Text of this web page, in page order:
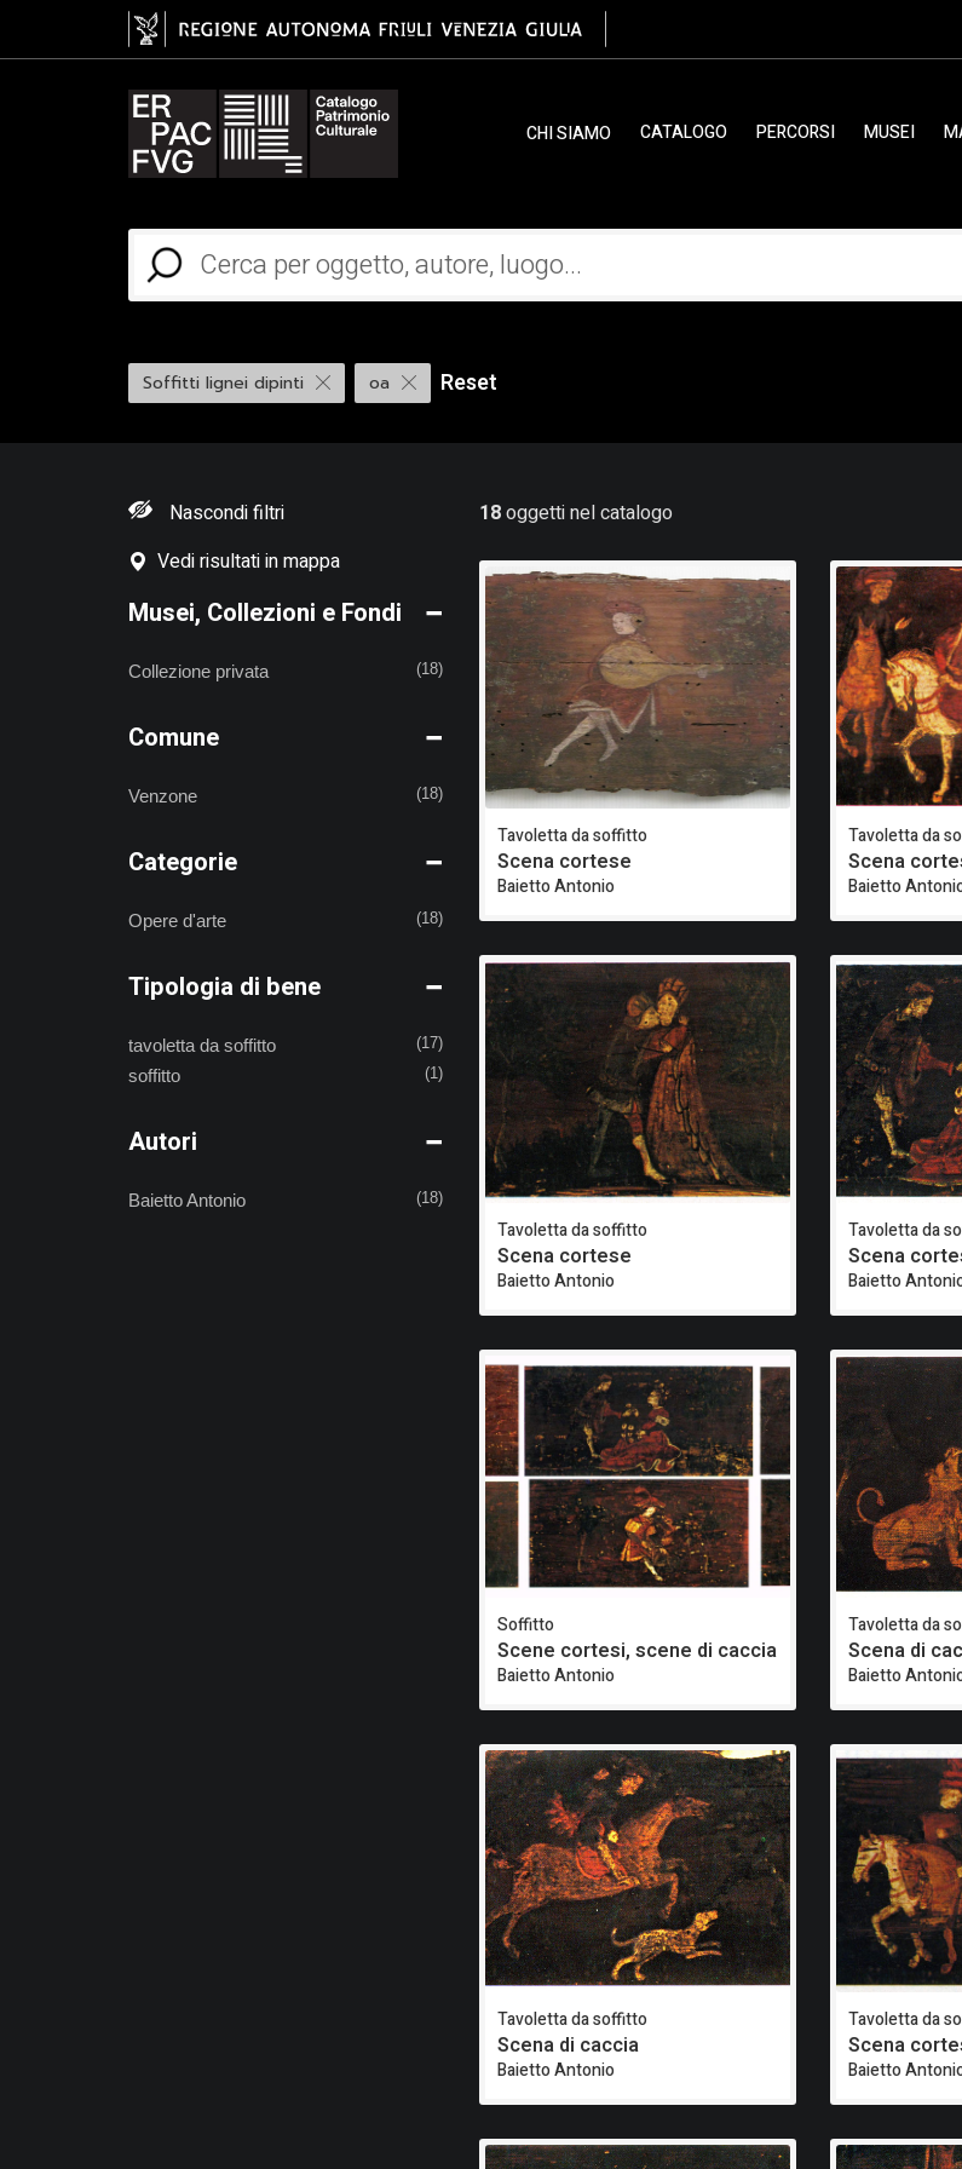
CHI SIAMO CATALOGO PERCORSI MUSEI
Soffitti lignei dipinti oa Reset
Nascondi filtri
Vedi risultati in mappa
Musei, Collezioni e Fondi
Collezione privata (18)
Comune
Venzone (18)
Categorie
Opere d'arte (18)
Tipologia di bene
tavoletta da soffitto (17)
soffitto (1)
Autori
Baietto Antonio (18)
18oggetti nel catalogo
Tavoletta da soffitto
Scena cortese
Baietto Antonio
Tavoletta da soffitto
Scena cortese
Baietto Antonio
Soffitto
Scene cortesi, scene di caccia
Baietto Antonio
Tavoletta da soffitto
Scena di caccia
Baietto Antonio
Tavoletta da
Scena
Baietto
Tavoletta da
Scena
Baietto
Tavoletta da
Scena di
Baietto
Tavoletta da
Scena
Baietto